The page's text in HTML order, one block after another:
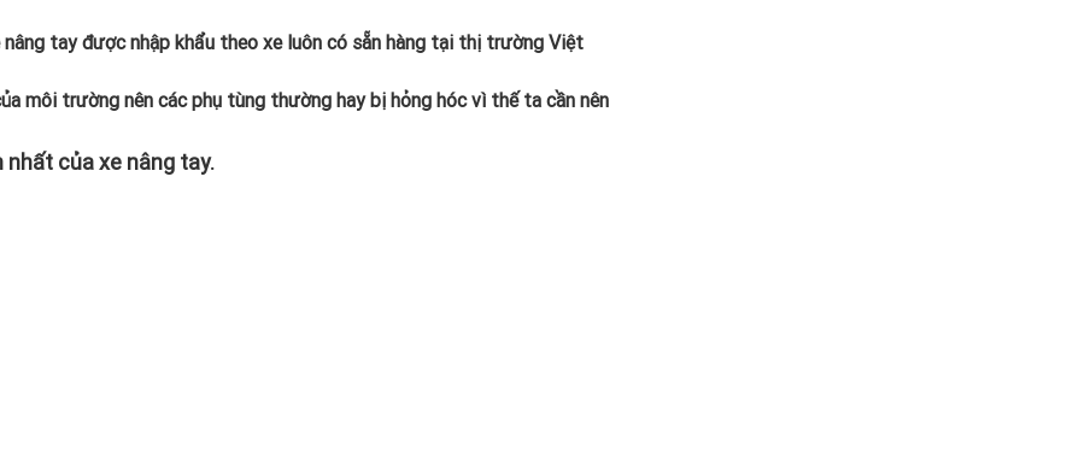
tay được nhập khẩu theo xe luôn có sẵn hàng tại thị trường Việt
môi trường nên các phụ tùng thường hay bị hỏng hóc vì thế ta cần nên
của xe nâng tay.